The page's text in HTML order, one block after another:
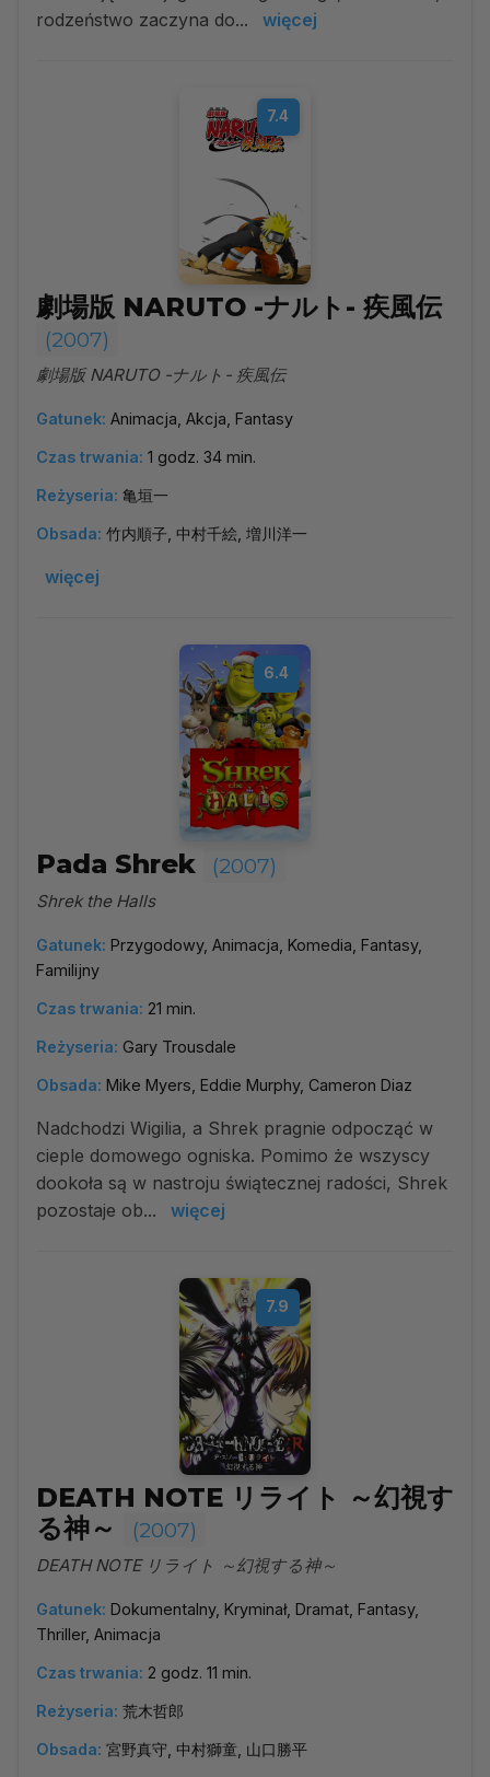
rodzeństwo zaczyna do...
więcej
7.4
劇場版 NARUTO -ナルト- 疾風伝
(2007)
劇場版 NARUTO -ナルト- 疾風伝
Gatunek: Animacja, Akcja, Fantasy
Czas trwania: 1 godz. 34 min.
Reżyseria: 亀垣一
Obsada: 竹内順子, 中村千絵, 増川洋一
więcej
6.4
Pada Shrek (2007)
Shrek the Halls
Gatunek: Przygodowy, Animacja, Komedia, Fantasy,
Familijny
Czas trwania: 21 min.
Reżyseria: Gary Trousdale
Obsada: Mike Myers, Eddie Murphy, Cameron Diaz
Nadchodzi Wigilia, a Shrek pragnie odpocząć w
cieple domowego ogniska. Pomimo że wszyscy
dookoła są w nastroju świątecznej radości, Shrek
pozostaje ob...
więcej
7.9
DEATH NOTE リライト ～幻視す
る神～
(2007)
DEATH NOTE リライト ～幻視する神～
Gatunek: Dokumentalny, Kryminał, Dramat, Fantasy,
Thriller, Animacja
Czas trwania: 2 godz. 11 min.
Reżyseria: 荒木哲郎
Obsada: 宮野真守, 中村獅童, 山口勝平